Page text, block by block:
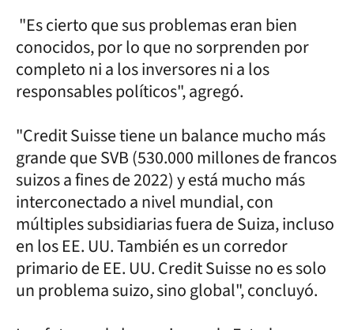
"Es cierto que sus problemas eran bien
conocidos, por lo que no sorprenden por
completo ni a los inversores ni a los
responsables políticos", agregó.
"Credit Suisse tiene un balance mucho más
grande que SVB (530.000 millones de francos
suizos a fines de 2022) y está mucho más
interconectado a nivel mundial, con
múltiples subsidiarias fuera de Suiza, incluso
en los EE. UU. También es un corredor
primario de EE. UU. Credit Suisse no es solo
un problema suizo, sino global", concluyó.